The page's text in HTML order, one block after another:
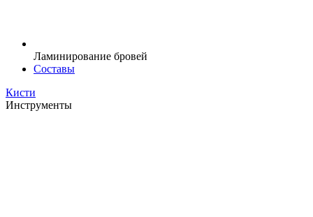
Ламинирование бровей
Составы
Кисти
Инструменты